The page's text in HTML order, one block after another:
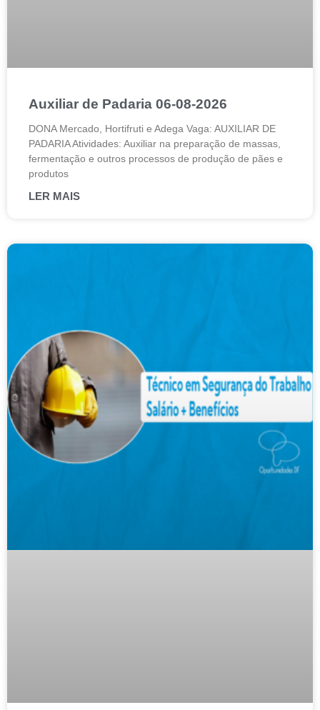
Auxiliar de Padaria 06-08-2026
DONA Mercado, Hortifruti e Adega Vaga: AUXILIAR DE
PADARIA Atividades: Auxiliar na preparação de massas,
fermentação e outros processos de produção de pães e
produtos
LER MAIS